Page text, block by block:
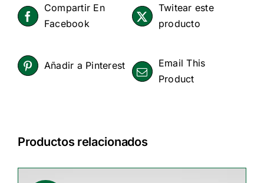
Compartir En
Facebook
Twitear este
producto
Añadir a Pinterest
Email This
Product
Productos relacionados